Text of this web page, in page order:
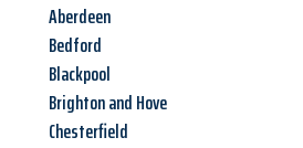
Aberdeen
Bedford
Blackpool
Brighton and Hove
Chesterfield